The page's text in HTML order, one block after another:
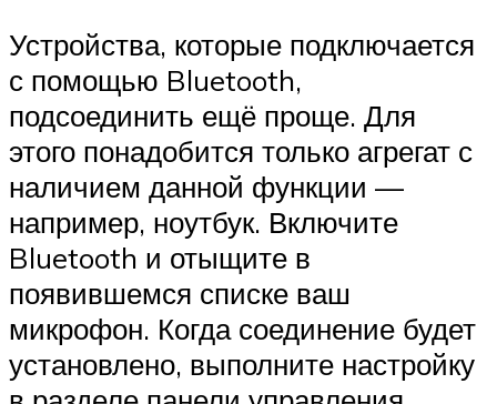
Устройства, которые подключается
с помощью Bluetooth,
подсоединить ещё проще. Для
этого понадобится только агрегат с
наличием данной функции —
например, ноутбук. Включите
Bluetooth и отыщите в
появившемся списке ваш
микрофон. Когда соединение будет
установлено, выполните настройку